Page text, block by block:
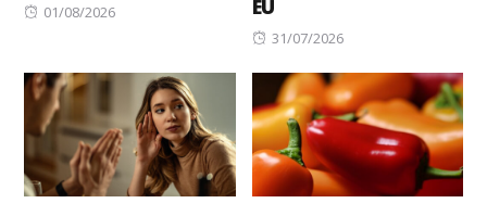
Posted
01/08/2026
EU
Posted
31/07/2026